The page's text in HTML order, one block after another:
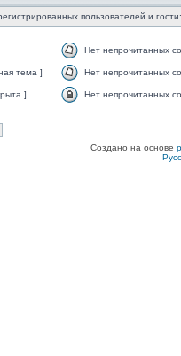
пользователей и
Нет непрочитанных
тема ] Нет непрочитанных
] Нет непрочитанных
Создано на основе